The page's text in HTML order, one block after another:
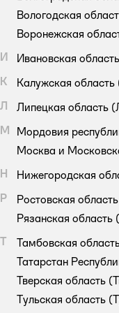
Вологодская
Воронежская
И
Ивановская область
К
Калужская область
Л
Липецкая область
М
Мордовия
Москва и
Н
Нижегородская
Р
Ростовская область
Рязанская область
Т
Тамбовская
Татарстан
Тверская область
Тульская область